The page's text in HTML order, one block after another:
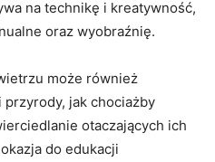
na technikę i kreatywność,
⁢oraz ‍wyobraźnię.
może również
jak chociażby⁤
​otaczających⁣ ich
do edukacji